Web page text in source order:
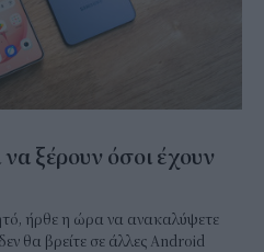
ξέρουν όσοι έχουν
ήρθε η ώρα να ανακαλύψετε
θα βρείτε σε άλλες Android